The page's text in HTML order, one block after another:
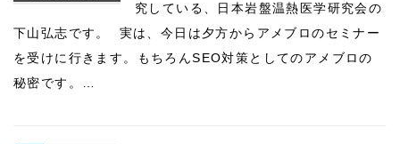
究している、日本岩盤温熱医学研究会の
下山弘志です。 実は、今日は夕方からアメブロのセミナー
を受けに行きます。もちろんSEO対策としてのアメブロの
秘密です。…